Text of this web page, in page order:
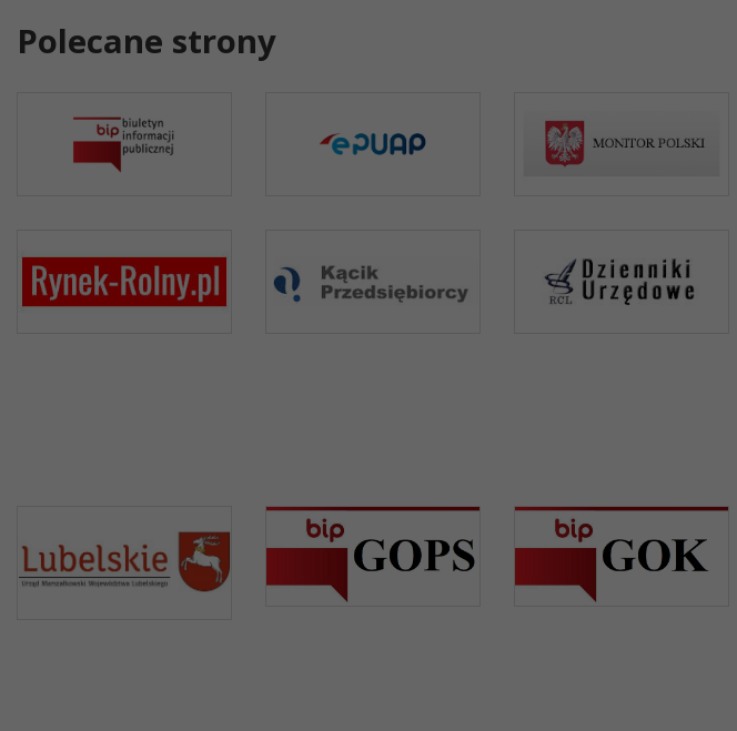
Polecane strony